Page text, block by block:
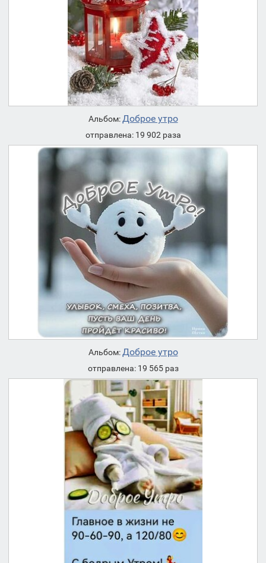
Альбом:Доброе утро
отправлена: 19 902 раза
Альбом:Доброе утро
отправлена: 19 565 раз